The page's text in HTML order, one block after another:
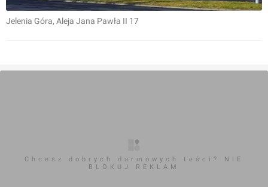
Jelenia Góra, Aleja Jana Pawła II 17
Chcesz dobrych darmowych teści? NIE
BLOKUJ REKLAM